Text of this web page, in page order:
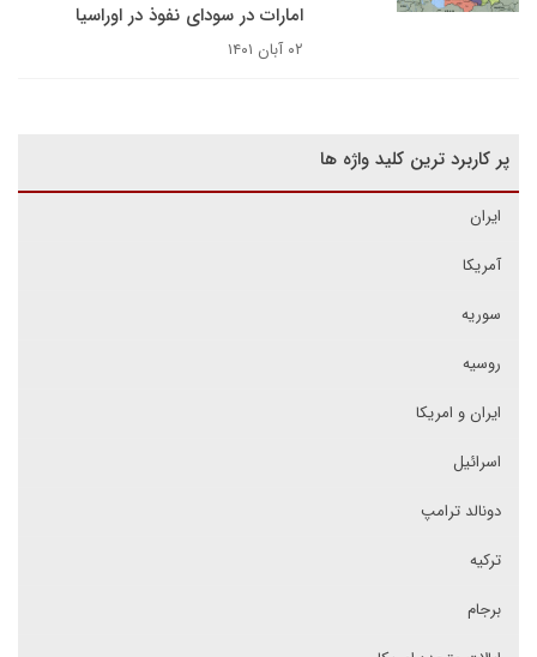
امارات در سودای نفوذ در اوراسیا
۰۲ آبان ۱۴۰۱
پر کاربرد ترین کلید واژه ها
ایران
آمریکا
سوریه
روسیه
ایران و امریکا
اسرائیل
دونالد ترامپ
ترکیه
برجام